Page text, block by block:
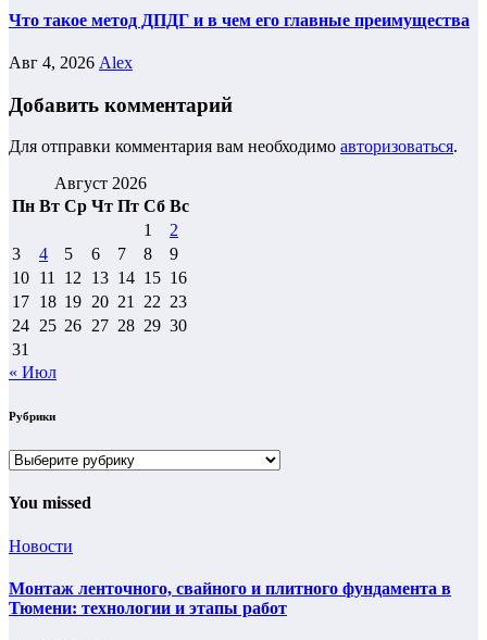
Что такое метод ДПДГ и в чем его главные преимущества
Авг 4, 2026 Alex
Добавить комментарий
Для отправки комментария вам необходимо авторизоваться.
Август 2026
Пн Вт Ср Чт Пт Сб Вс
1
2
3
4 5 6 7 8
9
10 11 12 13 14 15 16
17 18 19 20 21 22 23
24 25 26 27 28 29 30
31
« Июл
Рубрики
Рубрики
You missed
Новости
Монтаж ленточного, свайного и плитного фундамента в
Тюмени: технологии и этапы работ